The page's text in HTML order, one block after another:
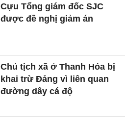
Cựu Tổng giám đốc SJC
được đề nghị giảm án
Chủ tịch xã ở Thanh Hóa bị
khai trừ Đảng vì liên quan
đường dây cá độ